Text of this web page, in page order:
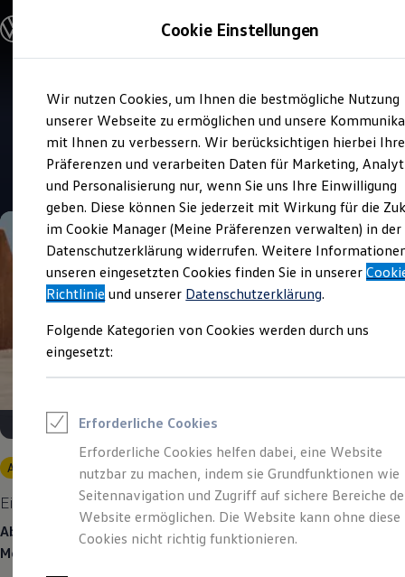
Hauptinhalt
springen
Footer
springen
Modelle und Konfigurator
Modelle vergleichen
Elektroautos
ENERGY Sondermodelle
Nutzfahrzeuge
SUV und CUV
Familienautos
Kombis
Kompaktwagen
Sportwagen
Schnell verfügbare Fahrzeuge
Angebote und Produkte
Aktuelle Angebote
E-Auto-Förderung
Volkswagen Marktplatz
Junge Gebrauchtwagen und Gebrauchtwagen
Volkswagen Zertifizierte Gebrauchtwagen
Zubehör- und Serviceangebote
Leasing
Leasing-Angebote
Gebrauchtwagen Leasing
Junge Gebrauchtwagen-Leasing
Elektroauto Leasing
Kleinwagen-Leasing
Leasing ohne Anzahlung
Finanzierung
Verkauf und Service
Auto Ringler
4.7| 191 Bewertungen
Angebot gültig bis 30.09.2026 Privatkunden
Eine Spur Extra. Der neue vollelektrische ID. Polo.
Ab 99,00 € mtl. leasen | 6.000,00 €
Sonderzahlung | 36
Monate Laufzeit | Jährliche Fahrleistung: 10.000 km
Cookie Einstellungen
Wir nutzen Cookies, um Ihnen die bestmögliche Nutzung
unserer Webseite zu ermöglichen und unsere
mit Ihnen zu verbessern. Wir berücksichtigen hierbei Ihre
Präferenzen und verarbeiten Daten für Marketing,
und Personalisierung nur, wenn Sie uns Ihre Einwilligung
geben. Diese können Sie jederzeit mit Wirkung für die
im Cookie Manager (Meine Präferenzen verwalten) in der
Datenschutzerklärung widerrufen. Weitere
unseren eingesetzten Cookies finden Sie in unserer
Richtlinie und unserer Datenschutzerklärung.
Folgende Kategorien von Cookies werden durch uns
eingesetzt:
Erforderliche Cookies
Erforderliche Cookies helfen dabei, eine Website
nutzbar zu machen, indem sie Grundfunktionen wie
Seitennavigation und Zugriff auf sichere Bereiche
Website ermöglichen. Die Website kann ohne diese
Cookies nicht richtig funktionieren.